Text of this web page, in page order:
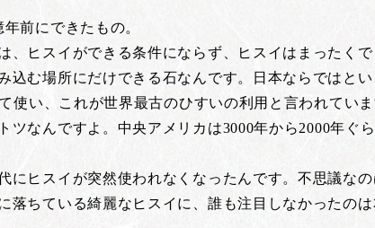
前にできたもの。
、ヒスイができる条件にならず、ヒスイはまったく
込む場所にだけできる石なんです。日本ならではと
使い、これが世界最古のひすいの利用と言われてい
なんですよ。中央アメリカは3000年から2000年ぐ
にヒスイが突然使われなくなったんです。不思議な
落ちている綺麗なヒスイに、誰も注目しなかったのは